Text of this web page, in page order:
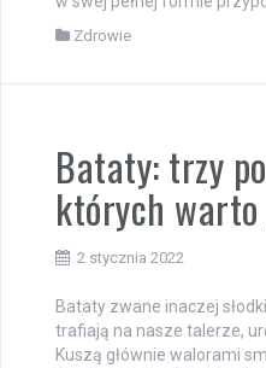
Zdrowie
Bataty: trzy
których
2 stycznia 2022
Bataty zwane inaczej
trafiają na nasze talerze,
Kuszą głównie walorami